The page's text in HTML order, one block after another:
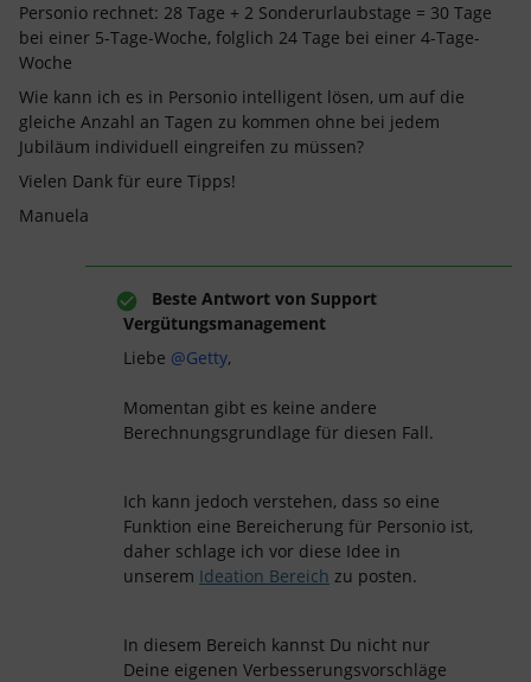
Personio rechnet: 28 Tage + 2 Sonderurlaubstage = 30 Tage
bei einer 5-Tage-Woche, folglich 24 Tage bei einer 4-Tage-
Woche
Wie kann ich es in Personio intelligent lösen, um auf die
gleiche Anzahl an Tagen zu kommen ohne bei jedem
Jubiläum individuell eingreifen zu müssen?
Vielen Dank für eure Tipps!
Manuela
Beste Antwort von Support
Vergütungsmanagement
Liebe @Getty,
Momentan gibt es keine andere
Berechnungsgrundlage für diesen Fall.
Ich kann jedoch verstehen, dass so eine
Funktion eine Bereicherung für Personio ist,
daher schlage ich vor diese Idee in
unserem Ideation Bereich zu posten.
In diesem Bereich kannst Du nicht nur
Deine eigenen Verbesserungsvorschläge